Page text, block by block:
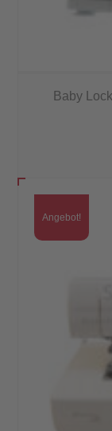
Baby
Angebot!